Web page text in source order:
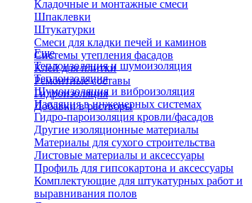
Кладочные и монтажные смеси
Шпаклевки
Штукатурки
Смеси для кладки печей и каминов
Системы утепления фасадов
Клей для плитки
Ремонтные составы
Гидроизоляция
Добавки в растворы
Еще
Теплоизоляция и шумоизоляция
Теплоизоляция
Шумоизоляция и виброизоляция
Изоляция в инженерных системах
Гидро-пароизоляция кровли/фасадов
Другие изоляционные материалы
Материалы для сухого строительства
Листовые материалы и аксессуары
Профиль для гипсокартона и аксессуары
Комплектующие для штукатурных работ и
выравнивания полов